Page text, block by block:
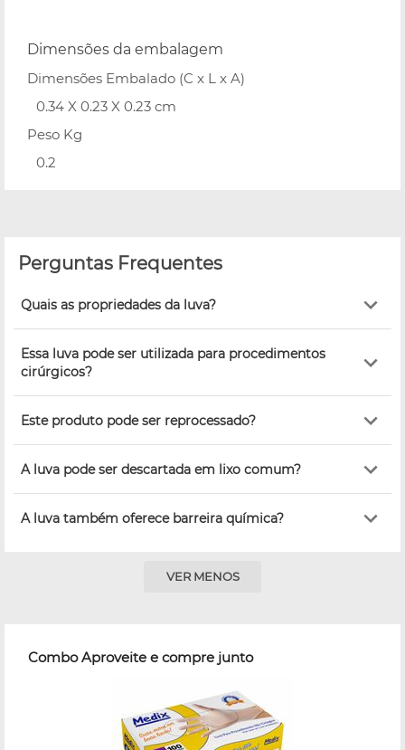
Dimensões da embalagem
Dimensões Embalado (C x L x A)
0.34 X 0.23 X 0.23 cm
Peso Kg
0.2
Perguntas Frequentes
Quais as propriedades da luva?
Essa luva pode ser utilizada para procedimentos
cirúrgicos?
Este produto pode ser reprocessado?
A luva pode ser descartada em lixo comum?
A luva também oferece barreira química?
VER MENOS
Combo Aproveite e compre junto